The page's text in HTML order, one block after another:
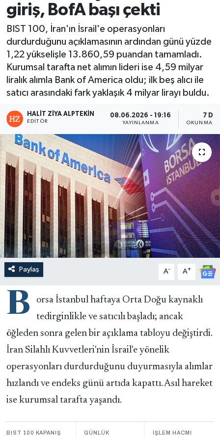
giriş, BofA başı çekti
BIST 100, İran'ın İsrail'e operasyonları
durdurduğunu açıklamasının ardından günü yüzde
1,22 yükselişle 13.860,59 puandan tamamladı.
Kurumsal tarafta net alımın lideri ise 4,59 milyar
liralık alımla Bank of America oldu; ilk beş alıcı ile
satıcı arasındaki fark yaklaşık 4 milyar lirayı buldu.
HALIT ZIYA ALPTEKIN
EDITÖR
08.06.2026 - 19:16
YAYINLANMA
7 DK
OKUNMA
Paylaş A- A+
B
orsa İstanbul haftaya Orta Doğu kaynaklı
tedirginlikle ve satıcılı başladı; ancak
öğleden sonra gelen bir açıklama tabloyu değiştirdi.
İran Silahlı Kuvvetleri'nin İsrail'e yönelik
operasyonları durdurduğunu duyurmasıyla alımlar
hızlandı ve endeks günü artıda kapattı. Asıl hareket
ise kurumsal tarafta yaşandı.
BIST 100 KAPANIŞ
GÜNLÜK
İŞLEM HACMI